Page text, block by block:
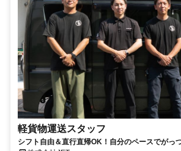
軽貨物運送スタッフ
シフト自由＆直行直帰OK！自分のペースでがっ